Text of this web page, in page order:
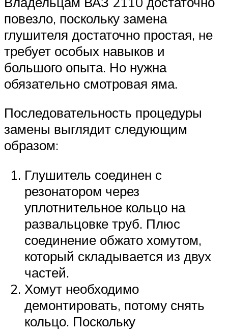
повезло, поскольку замена
глушителя достаточно простая, не
требует особых навыков и
большого опыта. Но нужна
обязательно смотровая яма.
Последовательность процедуры
замены выглядит следующим
образом:
Глушитель соединен с
резонатором через
уплотнительное кольцо на
развальцовке труб. Плюс
соединение обжато хомутом,
который складывается из двух
частей.
Хомут необходимо
демонтировать, потому снять
кольцо. Поскольку